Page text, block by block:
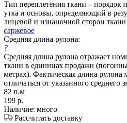
Тип переплетения ткани – порядок
утка и основы, определяющий в
лицевой и изнаночной сторон ткани
саржевое
Средняя длина рулона:
?
Средняя длина рулона отражает
ткани в единицах продажи
метрах). Фактическая длина рулона
отличаться от указанного среднего
82 п.м
199 р.
Наличие: много
Рассчитать доставку